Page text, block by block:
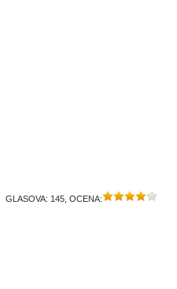
GLASOVA: 145 , OCENA: